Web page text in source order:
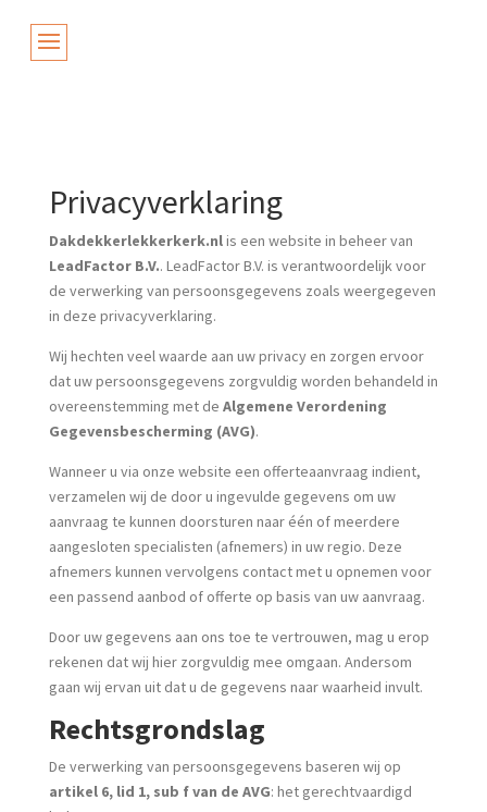
Privacyverklaring
Dakdekkerlekkerkerk.nlis een website in beheer van
LeadFactor B.V.. LeadFactor B.V. is verantwoordelijk voor
de verwerking van persoonsgegevens zoals weergegeven
in deze privacyverklaring.
Wij hechten veel waarde aan uw privacy en zorgen ervoor
dat uw persoonsgegevens zorgvuldig worden behandeld in
overeenstemming met de Algemene Verordening
Gegevensbescherming (AVG).
Wanneer u via onze website een offerteaanvraag indient,
verzamelen wij de door u ingevulde gegevens om uw
aanvraag te kunnen doorsturen naar één of meerdere
aangesloten specialisten (afnemers) in uw regio. Deze
afnemers kunnen vervolgens contact met u opnemen voor
een passend aanbod of offerte op basis van uw aanvraag.
Door uw gegevens aan ons toe te vertrouwen, mag u erop
rekenen dat wij hier zorgvuldig mee omgaan. Andersom
gaan wij ervan uit dat u de gegevens naar waarheid invult.
Rechtsgrondslag
De verwerking van persoonsgegevens baseren wij op
artikel 6, lid 1, sub f van de AVG: het gerechtvaardigd